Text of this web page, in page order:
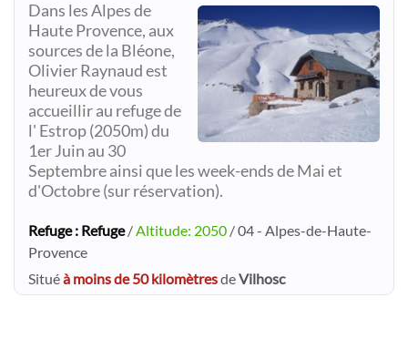
Dans les Alpes de
Haute Provence, aux
sources de la Bléone,
Olivier Raynaud est
heureux de vous
accueillir au refuge de
l' Estrop (2050m) du
1er Juin au 30
Septembre ainsi que les week-ends de Mai et
d'Octobre (sur réservation).
Refuge : Refuge/Altitude: 2050 / 04 - Alpes-de-Haute-
Provence
Situéà moins de 50 kilomètresdeVilhosc